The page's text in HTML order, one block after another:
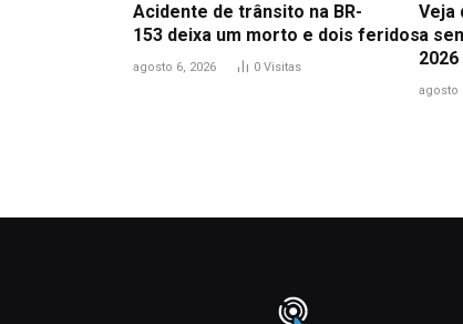
Acidente de trânsito na BR-
153 deixa um morto e dois feridos
agosto 6, 2026 0 Visitas
Veja
a
2026
agosto